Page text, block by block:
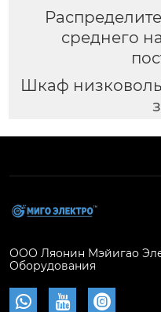
среднего
Шкаф
ООО Ляонин Мэйигао
Оборудования
  